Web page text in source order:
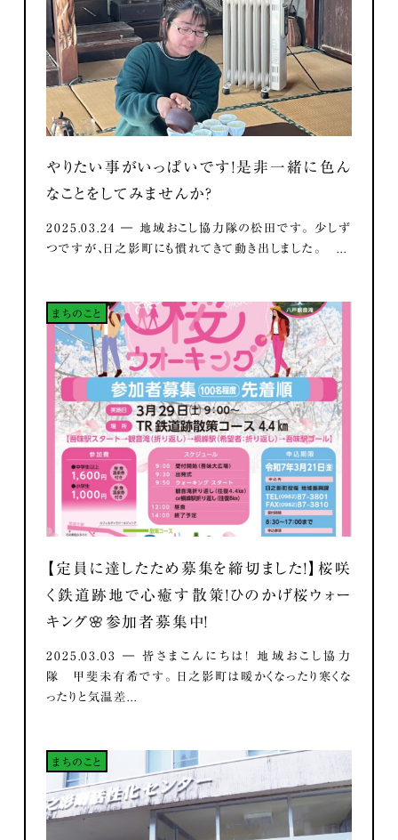
やりたい事がいっぱいです！是非一緒に色ん
なことをしてみませんか？
2025.03.24 ― 地域おこし協力隊の松田です。 少しず
つですが、日之影町にも慣れてきて動き出しました。 ...
まちのこと
【定員に達したため募集を締切ました！】桜咲
く鉄道跡地で心癒す散策！ひのかげ桜ウォー
キング🌸参加者募集中！
2025.03.03 ― 皆さまこんにちは！ 地域おこし協力
隊 甲斐未有希です。 日之影町は暖かくなったり寒くな
ったりと気温差...
まちのこと